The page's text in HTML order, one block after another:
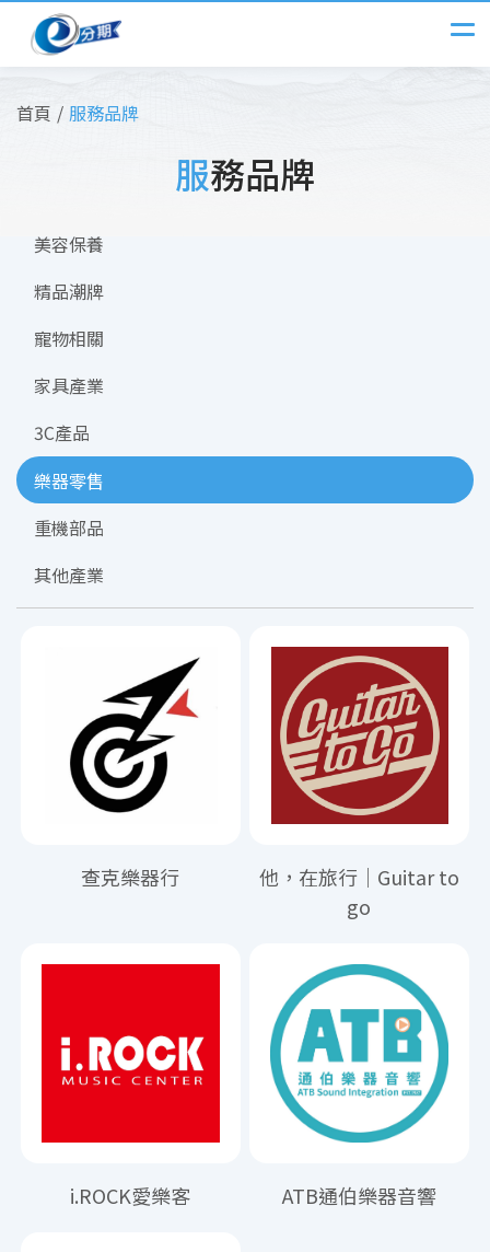
首頁 服務品牌
服務品牌
美容保養
精品潮牌
寵物相關
家具產業
3C產品
樂器零售
重機部品
其他產業
查克樂器行
他，在旅行｜Guitar to
go
i.ROCK愛樂客 ATB通伯樂器音響